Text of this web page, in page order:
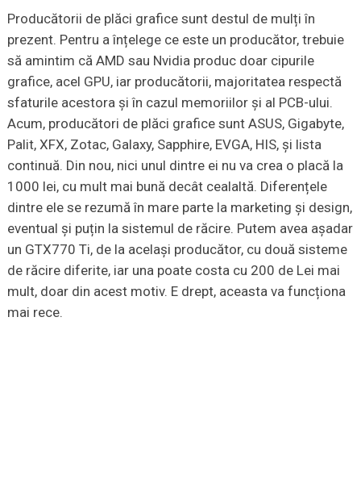
Producătorii de plăci grafice sunt destul de mulți în
prezent. Pentru a înțelege ce este un producător, trebuie
să amintim că AMD sau Nvidia produc doar cipurile
grafice, acel GPU, iar producătorii, majoritatea respectă
sfaturile acestora și în cazul memoriilor și al PCB-ului.
Acum, producători de plăci grafice sunt ASUS, Gigabyte,
Palit, XFX, Zotac, Galaxy, Sapphire, EVGA, HIS, și lista
continuă. Din nou, nici unul dintre ei nu va crea o placă la
1000 lei, cu mult mai bună decât cealaltă. Diferențele
dintre ele se rezumă în mare parte la marketing și design,
eventual și puțin la sistemul de răcire. Putem avea așadar
un GTX770 Ti, de la același producător, cu două sisteme
de răcire diferite, iar una poate costa cu 200 de Lei mai
mult, doar din acest motiv. E drept, aceasta va funcționa
mai rece.